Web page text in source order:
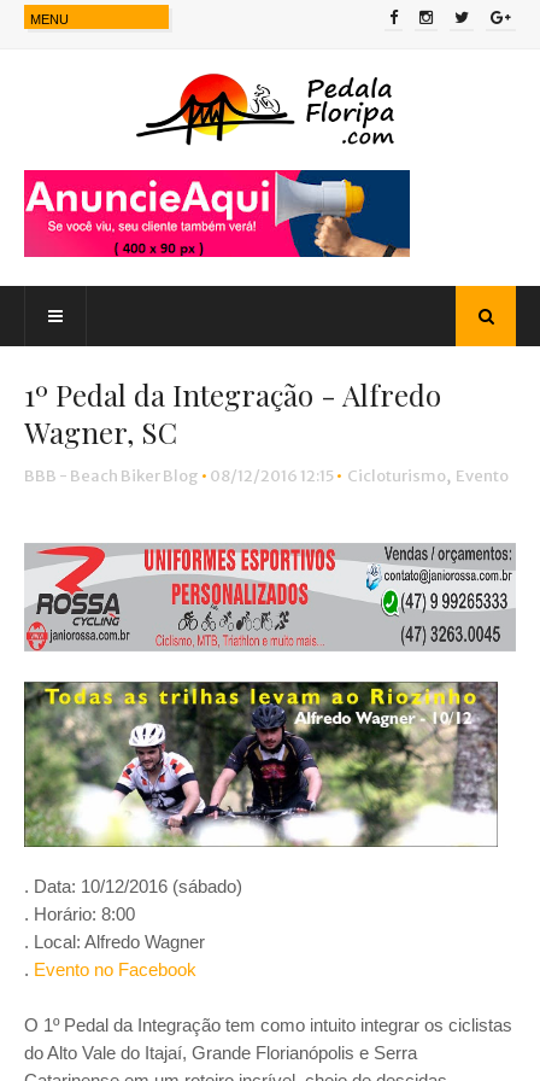
1º Pedal da Integração - Alfredo
Wagner, SC
BBB - Beach Biker Blog • 08/12/2016 12:15• Cicloturismo, Evento
. Data: 10/12/2016 (sábado)
. Horário: 8:00
. Local: Alfredo Wagner
. Evento no Facebook
O 1º Pedal da Integração tem como intuito integrar os ciclistas
do Alto Vale do Itajaí, Grande Florianópolis e Serra